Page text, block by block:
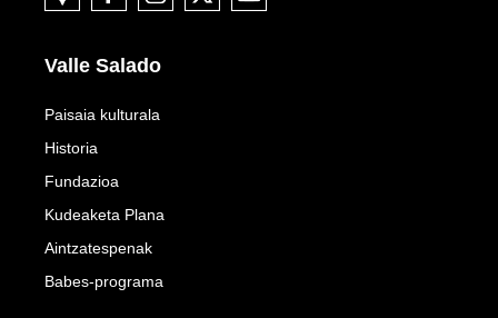
Valle Salado
Paisaia kulturala
Historia
Fundazioa
Kudeaketa Plana
Aintzatespenak
Babes-programa